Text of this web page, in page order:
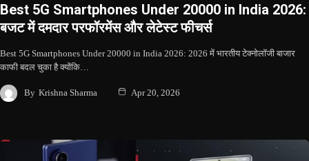
Best 5G Smartphones Under 20000 in India 2026:
बजट में दमदार परफॉरमेंस और लेटेस्ट फीचर्स
Best 5G Smartphones Under 20000 in India 2026: 2026 में भारतीय टेक्नोलॉजी बाजार
काफी बदल चुका है क्योंकि…
By Krishna Sharma Apr 20, 2026